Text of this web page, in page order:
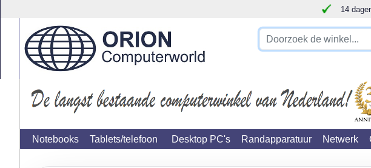
14
!!!!! LET
Notebooks Tablets/telefoon Desktop PC's Randapparatuur Netwerk